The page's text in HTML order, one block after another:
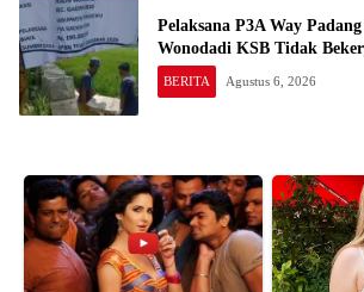
Pelaksana P3A Way
Wonodadi KSB Tidak
BERITA Agustus 6, 2026